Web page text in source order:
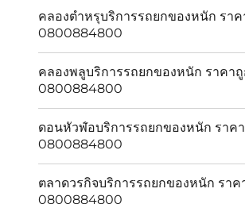
คลองตำหรุบริการรถยกของหนัก รา
0800884800
คลองพลูบริการรถยกของหนัก ราคา
0800884800
ดอนหัวฬ่อบริการรถยกของหนัก ราค
0800884800
ตลาดวรกิจบริการรถยกของหนัก รา
0800884800